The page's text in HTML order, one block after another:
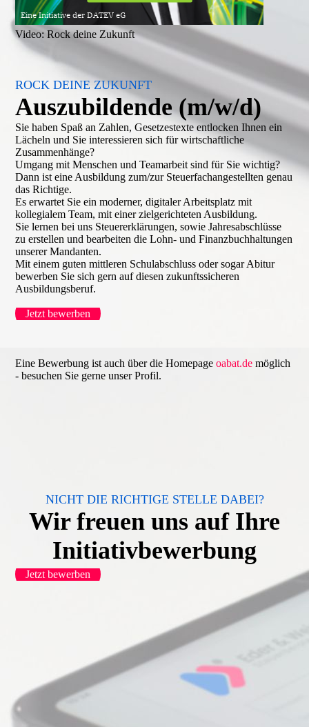
Video: Rock deine Zukunft
ROCK DEINE ZUKUNFT
Auszubildende (m/w/d)
Sie haben Spaß an Zahlen, Gesetzestexte entlocken Ihnen ein
Lächeln und Sie interessieren sich für wirtschaftliche
Zusammenhänge?
Umgang mit Menschen und Teamarbeit sind für Sie wichtig?
Dann ist eine Ausbildung zum/zur Steuerfachangestellten genau
das Richtige.
Es erwartet Sie ein moderner, digitaler Arbeitsplatz mit
kollegialem Team, mit einer zielgerichteten Ausbildung.
Sie lernen bei uns Steuererklärungen, sowie Jahresabschlüsse
zu erstellen und bearbeiten die Lohn- und Finanzbuchhaltungen
unserer Mandanten.
Mit einem guten mittleren Schulabschluss oder sogar Abitur
bewerben Sie sich gern auf diesen zukunftssicheren
Ausbildungsberuf.
Jetzt bewerben
Eine Bewerbung ist auch über die Homepageoabat.de möglich
- besuchen Sie gerne unser Profil.
NICHT DIE RICHTIGE STELLE DABEI?
Wir freuen uns auf Ihre
Initiativbewerbung
Jetzt bewerben